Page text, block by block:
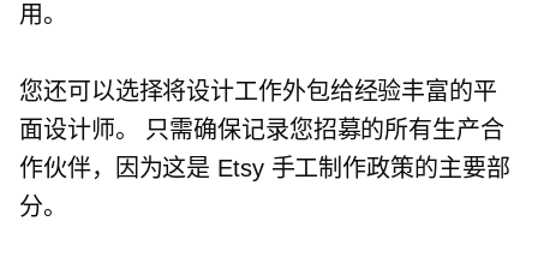
用。
您还可以选择将设计工作外包给经验丰富的平
面设计师。 只需确保记录您招募的所有生产合
作伙伴，因为这是 Etsy 手工制作政策的主要部
分。